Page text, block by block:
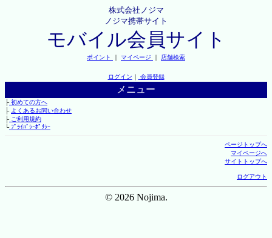
株式会社ノジマ
ノジマ携帯サイト
モバイル会員サイト
ポイント ｜ マイページ ｜ 店舗検索
ログイン ｜ 会員登録
メニュー
├初めての方へ
├ よくあるお問い合わせ
├ご利用規約
└ﾌﾟﾗｲﾊﾞｼｰﾎﾟﾘｼｰ
ページトップへ
マイページへ
サイトトップへ
ログアウト
© 2026 Nojima.